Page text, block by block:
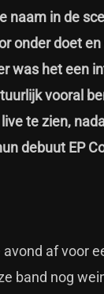
naam in de
onder doet
was het een
vooral
te zien,
debuut EP
af voor
band nog